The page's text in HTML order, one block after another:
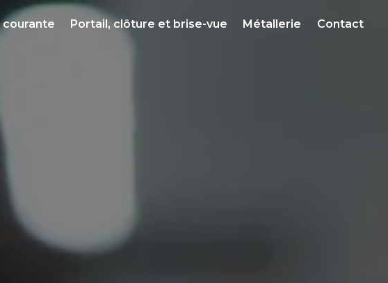
courante Portail, clôture et brise-vue Métallerie Contact